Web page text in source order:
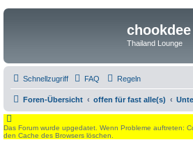
chookdee
Thailand Lounge
Schnellzugriff FAQ Regeln
Foren-Übersicht offen für fast alle(s)
Das Forum wurde upgedatet. Wenn Probleme auftreten:
den Cache des Browsers löschen.